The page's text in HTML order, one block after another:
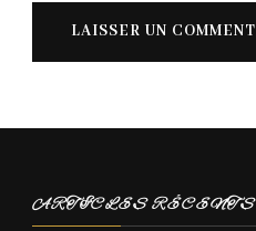
ARTICLES RÉCENTS